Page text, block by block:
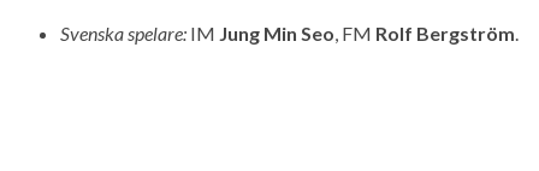
Svenska spelare: IM Jung Min Seo, FM Rolf Bergström.